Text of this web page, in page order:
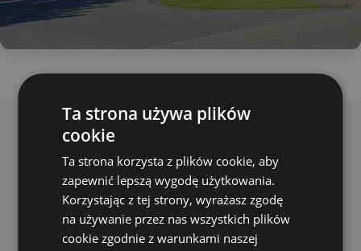
Instalacje grzewcze
Kraków
W sercu malowniczego Krakowa kwitnie
dziedzina, która zapewnia komfort życia
Ta strona używa plików
cookie
Ta strona korzysta z plików cookie, aby
zapewnić lepszą wygodę użytkowania.
Korzystając z tej strony, wyrażasz zgodę
na używanie przez nas wszystkich plików
cookie zgodnie z warunkami naszej